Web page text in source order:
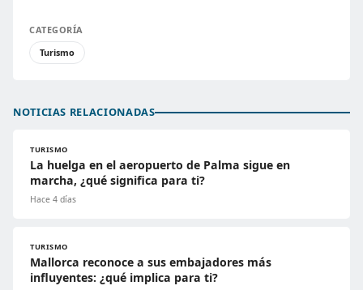
CATEGORÍA
Turismo
NOTICIAS RELACIONADAS
TURISMO
La huelga en el aeropuerto de Palma sigue en
marcha, ¿qué significa para ti?
Hace 4 días
TURISMO
Mallorca reconoce a sus embajadores más
influyentes: ¿qué implica para ti?